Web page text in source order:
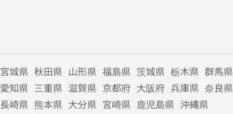
宮城県 秋田県 山形県 福島県 茨城県 栃木県 群馬県
愛知県 三重県 滋賀県 京都府 大阪府 兵庫県 奈良県
長崎県 熊本県 大分県 宮崎県 鹿児島県 沖縄県